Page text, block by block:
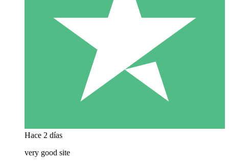
Hace 2 días
very good site